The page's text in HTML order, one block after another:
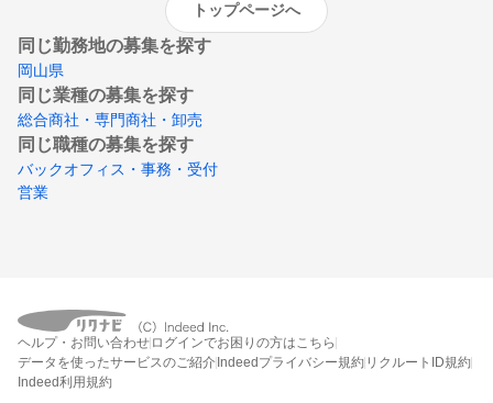
トップページへ
同じ勤務地の募集を探す
岡山県
同じ業種の募集を探す
総合商社・専門商社・卸売
同じ職種の募集を探す
バックオフィス・事務・受付
営業
ヘルプ・お問い合わせ ログインでお困りの方はこちら
データを使ったサービスのご紹介Indeedプライバシー規約 リクルートID規約
Indeed利用規約